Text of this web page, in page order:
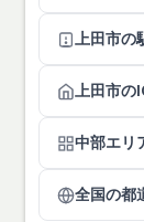
上田市の
上田市の
中部エリ
全国の都